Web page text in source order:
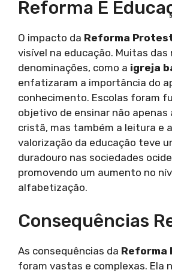
Reforma E
O impacto da Reforma
visível na educação. Muitas das
denominações, como a igreja
enfatizaram a importância do
conhecimento. Escolas foram
objetivo de ensinar não apenas
cristã, mas também a leitura e
valorização da educação teve
duradouro nas sociedades
promovendo um aumento no
alfabetização.
Consequências
As consequências da Reforma
foram vastas e complexas. Ela